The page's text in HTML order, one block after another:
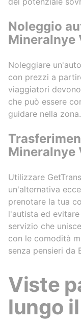
Noleggio
Mineralnye
Noleggiare
con prezzi a
viaggiatori
che può essere
guidare nella zona.
Mineralnye
Utilizzare
un'alternativa
prenotare la tua
l'autista ed
servizio che
con le comodità
senza pensieri da
Viste
lungo